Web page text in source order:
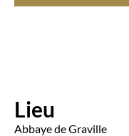
Lieu
Abbaye de Graville